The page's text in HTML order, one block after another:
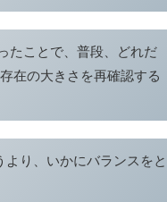
たことで、普段、どれだ
在の大きさを再確認する
り、いかにバランスをと